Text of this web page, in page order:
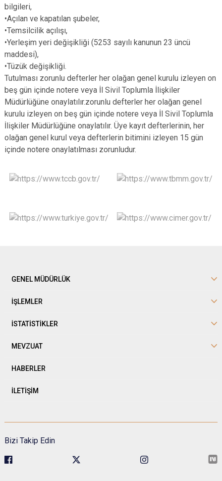
bilgileri,
•Açılan ve kapatılan şubeler,
•Temsilcilik açılışı,
•Yerleşim yeri değişikliği (5253 sayılı kanunun 23 üncü
maddesi),
•Tüzük değişikliği.
Tutulması zorunlu defterler her olağan genel kurulu izleyen on
beş gün içinde notere veya İl Sivil Toplumla İlişkiler
Müdürlüğüne onaylatılır.zorunlu defterler her olağan genel
kurulu izleyen on beş gün içinde notere veya İl Sivil Toplumla
İlişkiler Müdürlüğüne onaylatılır. Üye kayıt defterlerinin, her
olağan genel kurul veya defterlerin bitimini izleyen 15 gün
içinde notere onaylatılması zorunludur.
GENEL MÜDÜRLÜK
İŞLEMLER
İSTATİSTİKLER
MEVZUAT
HABERLER
İLETİŞİM
Bizi Takip Edin